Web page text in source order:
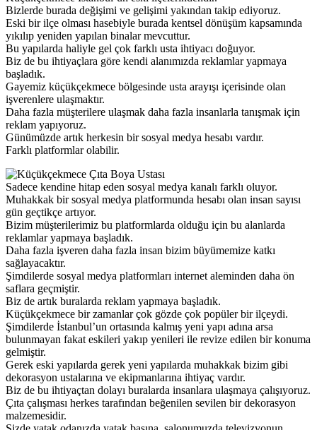
Bizlerde burada değişimi ve gelişimi yakından takip ediyoruz.
Eski bir ilçe olması hasebiyle burada kentsel dönüşüm kapsamında
yıkılıp yeniden yapılan binalar mevcuttur.
Bu yapılarda haliyle gel çok farklı usta ihtiyacı doğuyor.
Biz de bu ihtiyaçlara göre kendi alanımızda reklamlar yapmaya
başladık.
Gayemiz küçükçekmece bölgesinde usta arayışı içerisinde olan
işverenlere ulaşmaktır.
Daha fazla müşterilere ulaşmak daha fazla insanlarla tanışmak için
reklam yapıyoruz.
Günümüzde artık herkesin bir sosyal medya hesabı vardır.
Farklı platformlar olabilir.
Sadece kendine hitap eden sosyal medya kanalı farklı oluyor.
Muhakkak bir sosyal medya platformunda hesabı olan insan sayısı
gün geçtikçe artıyor.
Bizim müşterilerimiz bu platformlarda olduğu için bu alanlarda
reklamlar yapmaya başladık.
Daha fazla işveren daha fazla insan bizim büyümemize katkı
sağlayacaktır.
Şimdilerde sosyal medya platformları internet aleminden daha ön
saflara geçmiştir.
Biz de artık buralarda reklam yapmaya başladık.
Küçükçekmece bir zamanlar çok gözde çok popüler bir ilçeydi.
Şimdilerde İstanbul’un ortasında kalmış yeni yapı adına arsa
bulunmayan fakat eskileri yakıp yenileri ile revize edilen bir konuma
gelmiştir.
Gerek eski yapılarda gerek yeni yapılarda muhakkak bizim gibi
dekorasyon ustalarına ve ekipmanlarına ihtiyaç vardır.
Biz de bu ihtiyaçtan dolayı buralarda insanlara ulaşmaya çalışıyoruz.
Çıta çalışması herkes tarafından beğenilen sevilen bir dekorasyon
malzemesidir.